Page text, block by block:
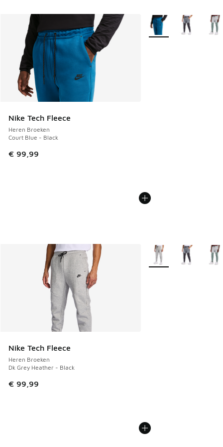
Nike Tech Fleece
Heren Broeken
Court Blue - Black
€ 99,99
Meer kleuren
Nike Tech Fleece
Heren Broeken
Dk Grey Heather - Black
€ 99,99
Meer kleuren